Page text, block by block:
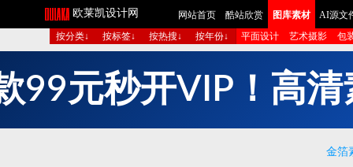
欧莱凯设计网 网站首页 酷站欣赏 图库素材
AI源文
按分类↓
按标签↓ 按热搜↓ 按年份↓ 平面设计 艺术摄影 包
99元秒开V P ！ 高清
金箔